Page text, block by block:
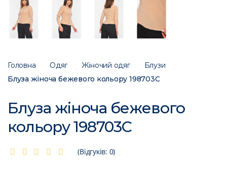
Головна Одяг Жіночий одяг
Блузи
Блуза жіноча бежевого кольору 198703C
Блуза жіноча бежевого
кольору 198703C
(Відгуків: 0)